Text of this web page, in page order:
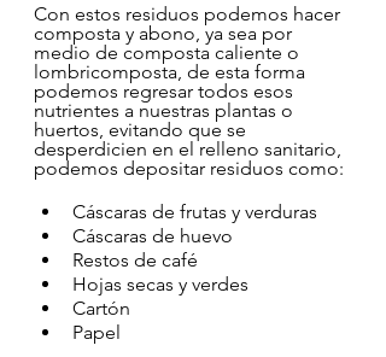
Con estos residuos podemos hacer
composta y abono, ya sea por
medio de composta caliente o
lombricomposta, de esta forma
podemos regresar todos esos
nutrientes a nuestras plantas o
huertos, evitando que se
desperdicien en el relleno sanitario,
podemos depositar residuos como:
Cáscaras de frutas y verduras
Cáscaras de huevo
Restos de café
Hojas secas y verdes
Cartón
Papel